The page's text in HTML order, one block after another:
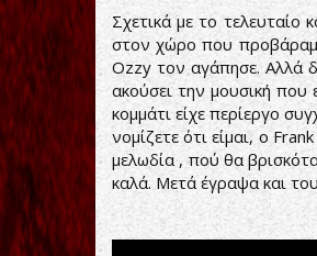
Σχετικά με το τελευταίο
στον χώρο που προβάραμε
Ozzy τον αγάπησε. Αλλά
ακούσει την μουσική που
κομμάτι είχε περίεργο
νομίζετε ότι είμαι, ο
μελωδία , πού θα
καλά. Μετά έγραψα και